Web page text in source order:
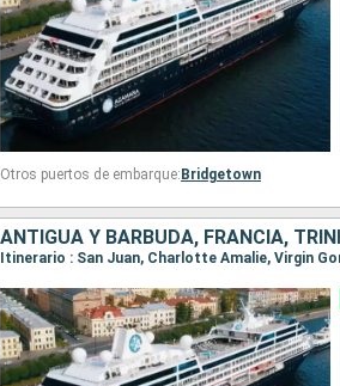
Otros puertos de embarque: Bridgetown